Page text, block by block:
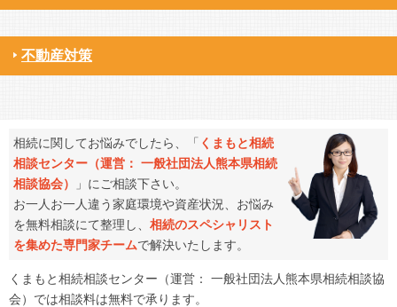
不動産対策
相続に関してお悩みでしたら、「 くまもと相続
相談センター（運営： 一般社団法人熊本県相続
相談協会）
」にご相談下さい。
お一人お一人違う家庭環境や資産状況、お悩み
を無料相談にて整理し、 相続のスペシャリスト
を集めた専門家チームで解決いたします。
くまもと相続相談センター（運営： 一般社団法人熊本県相続相談協
会）では相談料は無料で承ります。